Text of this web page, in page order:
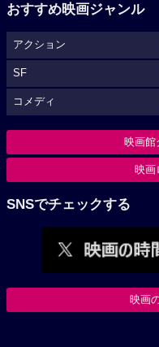
おすすめ映画ジャンル
アクション
SF
コメディ
映画館
映画
SNSでチェックする
映画